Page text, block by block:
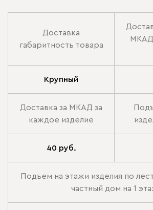
Доставка
габаритность товара
МКАД
Крупный
Доставка за МКАД за
каждое изделие
40 руб.
Подъем на этажи изделия по
частный дом на 1